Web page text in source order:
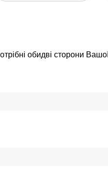
обидві сторони